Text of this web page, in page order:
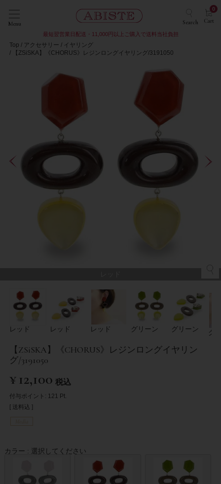
Menu Search Cart
0
最短翌営業日配送・11,000円以上ご購入で送料当社負担
Top アクセサリー
イヤリング
【ZSiSKA】《CHORUS》レジンロングイヤリング/3191050
レッド レッド レッド グリーン グリーン グ
【ZSiSKA】《CHORUS》レジンロングイヤリン
グ/3191050
¥12,100 税込
付与ポイント: 121 Pt.
送料込
カラー 選択してください